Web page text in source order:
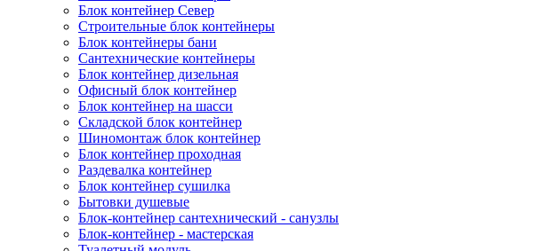
Блок контейнер Север
Строительные блок контейнеры
Блок контейнеры бани
Сантехнические контейнеры
Блок контейнер дизельная
Офисный блок контейнер
Блок контейнер на шасси
Складской блок контейнер
Шиномонтаж блок контейнер
Блок контейнер проходная
Раздевалка контейнер
Блок контейнер сушилка
Бытовки душевые
Блок-контейнер сантехнический - санузлы
Блок-контейнер - мастерская